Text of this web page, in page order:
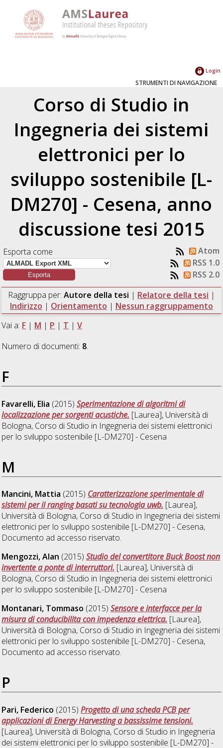
Login
STRUMENTI DI NAVIGAZIONE
Corso di Studio in
Ingegneria dei sistemi
elettronici per lo
sviluppo sostenibile [L-
DM270] - Cesena, anno
discussione tesi 2015
Esporta come
Atom
RSS 1.0
RSS 2.0
Raggruppa per: Autore della tesi | Relatore della tesi |
Indirizzo | Orientamento | Nessun raggruppamento
Vai a: F | M | P | T |V
Numero di documenti: 8.
F
Favarelli, Elia (2015)Sperimentazione di algoritmi di
localizzazione per sorgenti acustiche. [Laurea], Università di
Bologna, Corso di Studio in Ingegneria dei sistemi elettronici
per lo sviluppo sostenibile [L-DM270] - Cesena
M
Mancini, Mattia (2015) Caratterizzazione sperimentale di
sistemi per il ranging basati su tecnologia uwb. [Laurea],
Università di Bologna, Corso di Studio in Ingegneria dei sistemi
elettronici per lo sviluppo sostenibile [L-DM270] - Cesena,
Documento ad accesso riservato.
Mengozzi, Alan (2015)Studio del convertitore Buck Boost non
invertente a ponte di interruttori. [Laurea], Università di
Bologna, Corso di Studio in Ingegneria dei sistemi elettronici
per lo sviluppo sostenibile [L-DM270] - Cesena
Montanari, Tommaso (2015)Sensore e interfacce per la
misura di conducibilita con impedenza elettrica. [Laurea],
Università di Bologna, Corso di Studio in Ingegneria dei sistemi
elettronici per lo sviluppo sostenibile [L-DM270] - Cesena,
Documento ad accesso riservato.
P
Pari, Federico (2015)Progetto di una scheda PCB per
applicazioni di Energy Harvesting a bassissime tensioni.
[Laurea], Università di Bologna, Corso di Studio in Ingegneria
dei sistemi elettronici per lo sviluppo sostenibile [L-DM270] -